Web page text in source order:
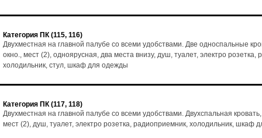
Категория ПК (115, 116)
Двухместная на главной палубе со всеми удобствами. Две односпальные
окно., мест (2), одноярусная, два места внизу, душ, туалет, электро розетка,
холодильник, стул, шкаф для одежды
Категория ПК (117, 118)
Двухместная на главной палубе со всеми удобствами. Двухспальная
мест (2), душ, туалет, электро розетка, радиоприемник, холодильник, шкаф